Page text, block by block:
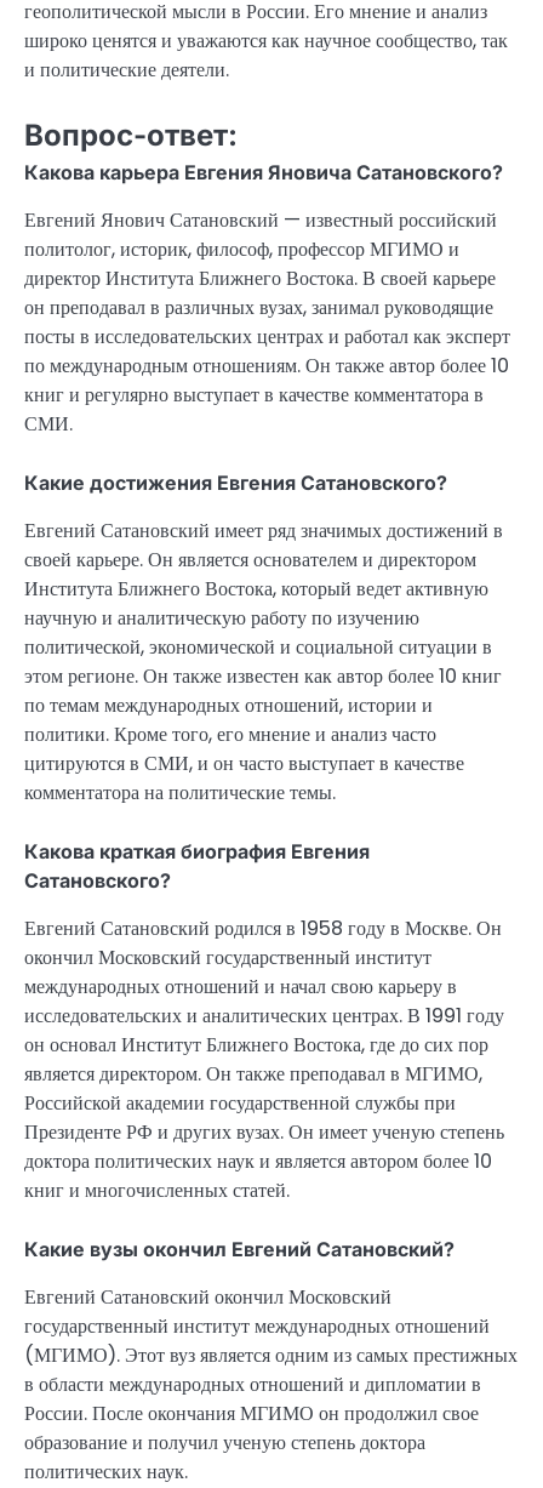
геополитической мысли в России. Его мнение и анализ
широко ценятся и уважаются как научное сообщество, так
и политические деятели.
Вопрос-ответ:
Какова карьера Евгения Яновича Сатановского?
Евгений Янович Сатановский — известный российский
политолог, историк, философ, профессор МГИМО и
директор Института Ближнего Востока. В своей карьере
он преподавал в различных вузах, занимал руководящие
посты в исследовательских центрах и работал как эксперт
по международным отношениям. Он также автор более 10
книг и регулярно выступает в качестве комментатора в
СМИ.
Какие достижения Евгения Сатановского?
Евгений Сатановский имеет ряд значимых достижений в
своей карьере. Он является основателем и директором
Института Ближнего Востока, который ведет активную
научную и аналитическую работу по изучению
политической, экономической и социальной ситуации в
этом регионе. Он также известен как автор более 10 книг
по темам международных отношений, истории и
политики. Кроме того, его мнение и анализ часто
цитируются в СМИ, и он часто выступает в качестве
комментатора на политические темы.
Какова краткая биография Евгения
Сатановского?
Евгений Сатановский родился в 1958 году в Москве. Он
окончил Московский государственный институт
международных отношений и начал свою карьеру в
исследовательских и аналитических центрах. В 1991 году
он основал Институт Ближнего Востока, где до сих пор
является директором. Он также преподавал в МГИМО,
Российской академии государственной службы при
Президенте РФ и других вузах. Он имеет ученую степень
доктора политических наук и является автором более 10
книг и многочисленных статей.
Какие вузы окончил Евгений Сатановский?
Евгений Сатановский окончил Московский
государственный институт международных отношений
(МГИМО). Этот вуз является одним из самых престижных
в области международных отношений и дипломатии в
России. После окончания МГИМО он продолжил свое
образование и получил ученую степень доктора
политических наук.